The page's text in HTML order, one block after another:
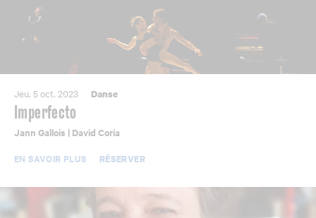
Jeu. 5 oct. 2023 Danse
Imperfecto
Jann Gallois | David Coria
EN SAVOIR PLUS
RÉSERVER